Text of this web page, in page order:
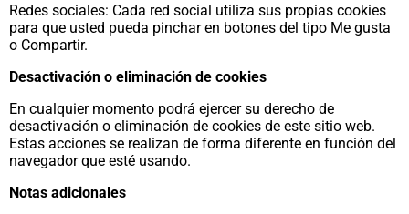
Redes sociales: Cada red social utiliza sus propias cookies
para que usted pueda pinchar en botones del tipo Me gusta
o Compartir.
Desactivación o eliminación de cookies
En cualquier momento podrá ejercer su derecho de
desactivación o eliminación de cookies de este sitio web.
Estas acciones se realizan de forma diferente en función del
navegador que esté usando.
Notas adicionales